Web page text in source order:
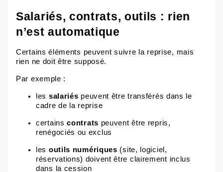
Salariés, contrats, outils : rien
n’est automatique
Certains éléments peuvent suivre la reprise, mais
rien ne doit être supposé.
Par exemple :
les salariés peuvent être transférés dans le
cadre de la reprise
certains contrats peuvent être repris,
renégociés ou exclus
les outils numériques (site, logiciel,
réservations) doivent être clairement inclus
dans la cession